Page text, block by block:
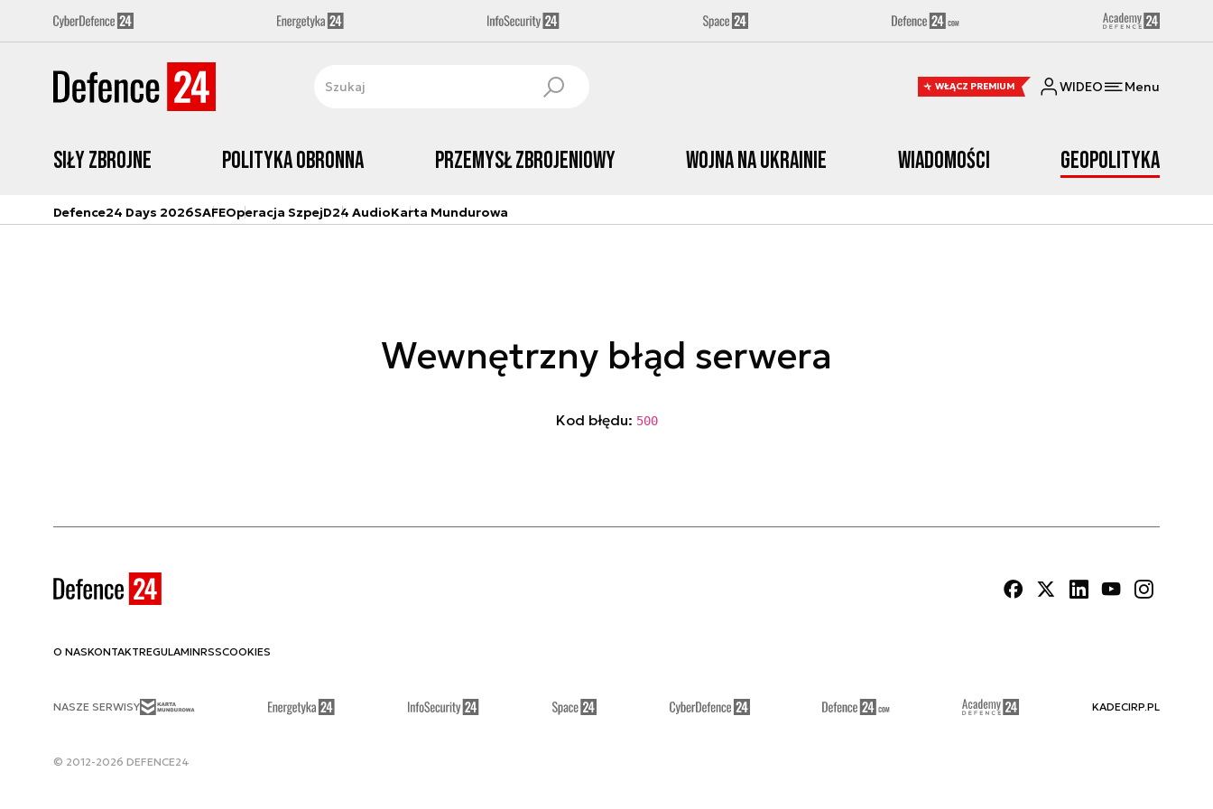
WŁĄCZ PREMIUM WIDEO Menu
Siły zbrojne Polityka obronna Przemysł Zbrojeniowy Wojna na Ukrainie Wiadomości Geopolityka
Defence24 Days 2026SAFEOperacja SzpejD24 AudioKarta Mundurowa
Wewnętrzny błąd serwera
Kod błędu: 500
O NASKONTAKTREGULAMINRSSCOOKIES
NASZE SERWISY KADECIRP.PL
© 2012-2026 DEFENCE24